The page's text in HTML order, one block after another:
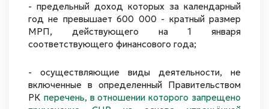
- предельный доход которых за календарный
год не превышает 600 000 - кратный размер
МРП, действующего на 1 января
соответствующего финансового года;
- осуществляющие виды деятельности, не
включенные в определенный Правительством
РК перечень, в отношении которого запрещено